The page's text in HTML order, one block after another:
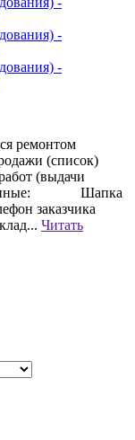
ремонтом
(список)
(выдачи
данные: Шапка
заказчика
Читать